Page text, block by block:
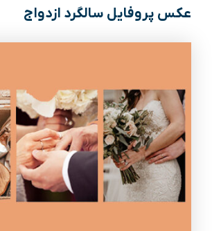
عکس پروفایل سالگرد ازدواج